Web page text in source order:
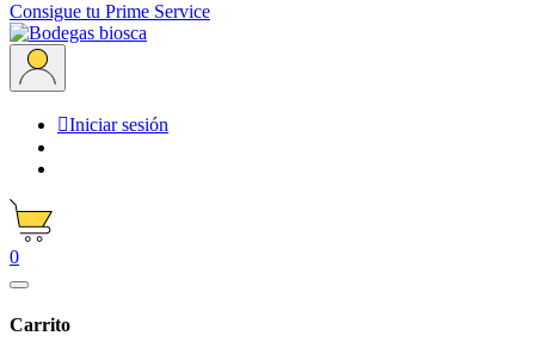
Consigue tu Prime Service
Iniciar sesión
0
Carrito